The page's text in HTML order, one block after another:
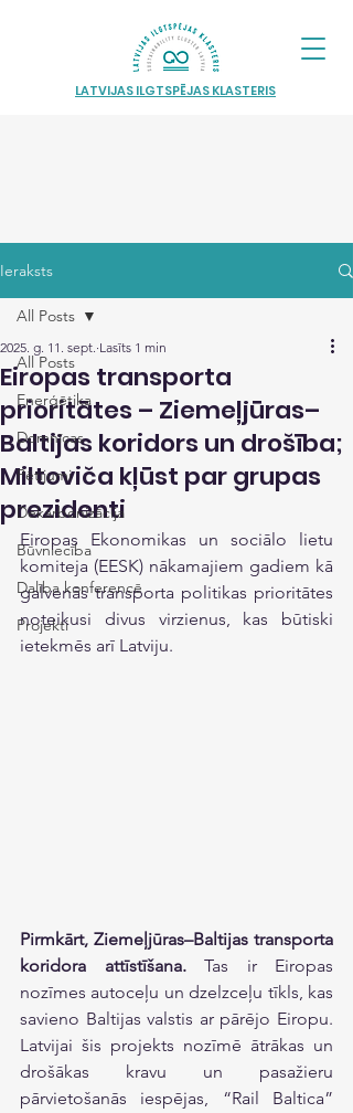
LATVIJAS ILGTSPĒJAS KLASTERIS
Ieraksts
All Posts
Enerģētika
Domnīcas
Pētījumi
Dekarbonizācija
Būvniecība
Dalība konferencē
Projekti
All Posts
Eiropas transporta
prioritātes – Ziemeļjūras–
Baltijas koridors un drošība;
Miltoviča kļūst par grupas
prezidenti
2025. g. 11. sept. Lasīts 1 min
Eiropas Ekonomikas un sociālo lietu
komiteja (EESK) nākamajiem gadiem kā
galvenās transporta politikas prioritātes
noteikusi divus virzienus, kas būtiski
ietekmēs arī Latviju.
Pirmkārt, Ziemeļjūras–Baltijas transporta
koridora attīstīšana. Tas ir Eiropas
nozīmes autoceļu un dzelzceļu tīkls, kas
savieno Baltijas valstis ar pārējo Eiropu.
Latvijai šis projekts nozīmē ātrākas un
drošākas kravu un pasažieru
pārvietošanās iespējas, “Rail Baltica”